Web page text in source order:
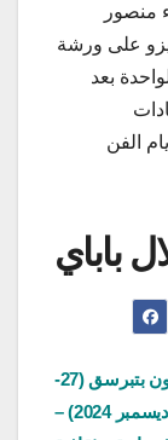
منصور
على ورشة
بعد
الفن
باباي
أيام زيت الزيتون بتبرسق (27-
28-29 ديسمبر 2024) –